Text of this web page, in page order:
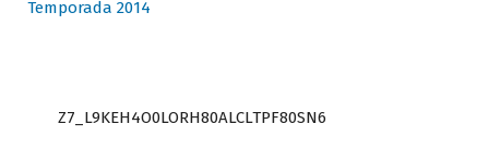
Temporada 2014
Z7_L9KEH4O0LORH80ALCLTPF80SN6